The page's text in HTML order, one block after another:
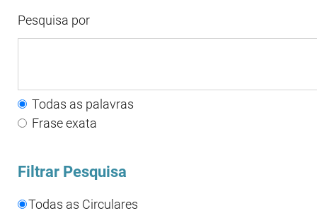
Pesquisa por
Todas as palavras
Frase exata
Filtrar Pesquisa
Todas as Circulares